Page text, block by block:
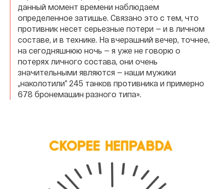
данный момент времени наблюдаем
определенное затишье. Связано это с тем, что
противник несет серьезные потери — и в личном
составе, и в технике. На вчерашний вечер, точнее,
на сегодняшнюю ночь — я уже не говорю о
потерях личного состава, они очень
значительными являются — наши мужики
„наколотили” 245 танков противника и примерно
678 бронемашин разного типа».